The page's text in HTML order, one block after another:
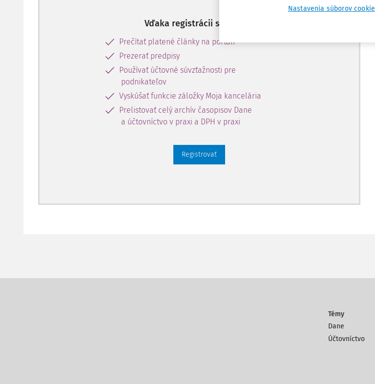
Vďaka registrácii si môžete
Prečítať platené články na portáli
Prezerať predpisy
Používať účtovné súvzťažnosti pre
podnikateľov
Vyskúšať funkcie záložky Moja kancelária
Prelistovať celý archív časopisov Dane
a účtovníctvo v praxi a DPH v praxi
Registrovať
Témy
Dane
Účtovníctvo
Nastavenia súborov cookie